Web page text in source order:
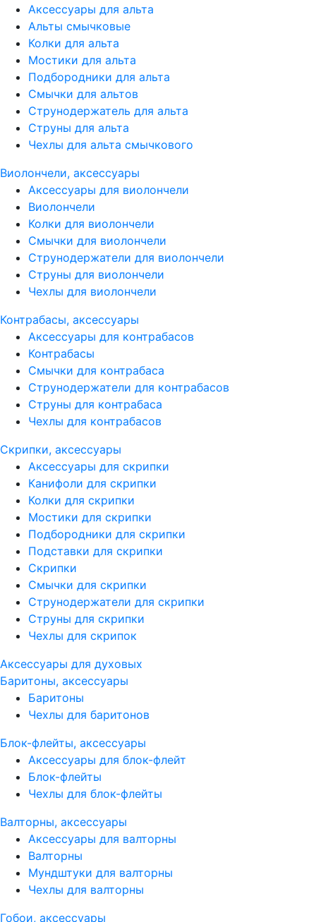
Аксессуары для альта
Альты смычковые
Колки для альта
Мостики для альта
Подбородники для альта
Смычки для альтов
Струнодержатель для альта
Струны для альта
Чехлы для альта смычкового
Виолончели, аксессуары
Аксессуары для виолончели
Виолончели
Колки для виолончели
Смычки для виолончели
Струнодержатели для виолончели
Струны для виолончели
Чехлы для виолончели
Контрабасы, аксессуары
Аксессуары для контрабасов
Контрабасы
Смычки для контрабаса
Струнодержатели для контрабасов
Струны для контрабаса
Чехлы для контрабасов
Скрипки, аксессуары
Аксессуары для скрипки
Канифоли для скрипки
Колки для скрипки
Мостики для скрипки
Подбородники для скрипки
Подставки для скрипки
Скрипки
Смычки для скрипки
Струнодержатели для скрипки
Струны для скрипки
Чехлы для скрипок
Аксессуары для духовых
Баритоны, аксессуары
Баритоны
Чехлы для баритонов
Блок-флейты, аксессуары
Аксессуары для блок-флейт
Блок-флейты
Чехлы для блок-флейты
Валторны, аксессуары
Аксессуары для валторны
Валторны
Мундштуки для валторны
Чехлы для валторны
Гобои, аксессуары